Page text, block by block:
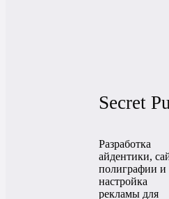
Secret
Разработка
айдентики,
полиграфии и
настройка
рекламы для